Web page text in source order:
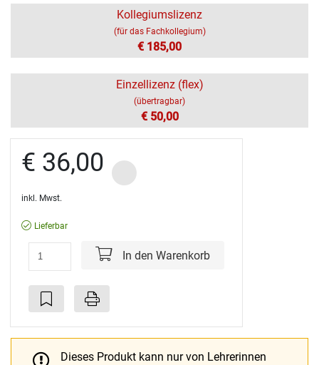
Kollegiumslizenz
(für das Fachkollegium)
€ 185,00
Einzellizenz (flex)
(übertragbar)
€ 50,00
€ 36,00
inkl. Mwst.
Lieferbar
In den Warenkorb
Dieses Produkt kann nur von Lehrerinnen